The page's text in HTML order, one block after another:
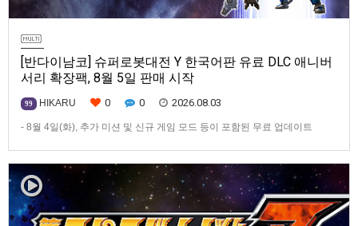
[반다이남코] 슈퍼로봇대전 Y 한국어판 유료 DLC 애니버
서리 확장팩, 8월 5일 판매 시작
99 HIKARU 0 0 2026.08.03
- 8월 4일(화), 추가 미션 및 신규 게임 모드 등이 포함된 무료 업데이트
Switch™, Steam®용 ‘슈퍼로봇대전 Y’(한국어판)의 유료 DLC ‘애니버서리
확장팩’을 2026년 …